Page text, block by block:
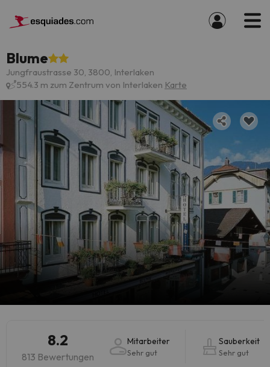
Blume
Jungfraustrasse 30, 3800, Interlaken
554.3 m zum Zentrum von Interlaken Karte
8.2
813 Bewertungen
Mitarbeiter
Sehr gut
Sauberkeit
Sehr gut